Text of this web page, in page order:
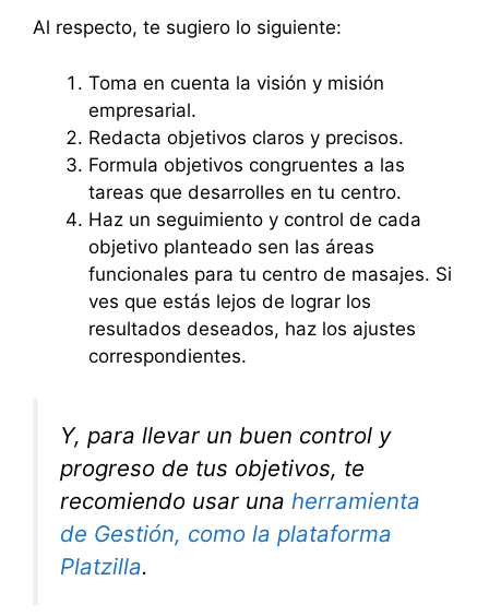
Al respecto, te sugiero lo siguiente:
Toma en cuenta la visión y misión
empresarial.
Redacta objetivos claros y precisos.
Formula objetivos congruentes a las
tareas que desarrolles en tu centro.
Haz un seguimiento y control de cada
objetivo planteado sen las áreas
funcionales para tu centro de masajes. Si
ves que estás lejos de lograr los
resultados deseados, haz los ajustes
correspondientes.
Y, para llevar un buen control y
progreso de tus objetivos, te
recomiendo usar una herramienta
de Gestión, como la plataforma
Platzilla.